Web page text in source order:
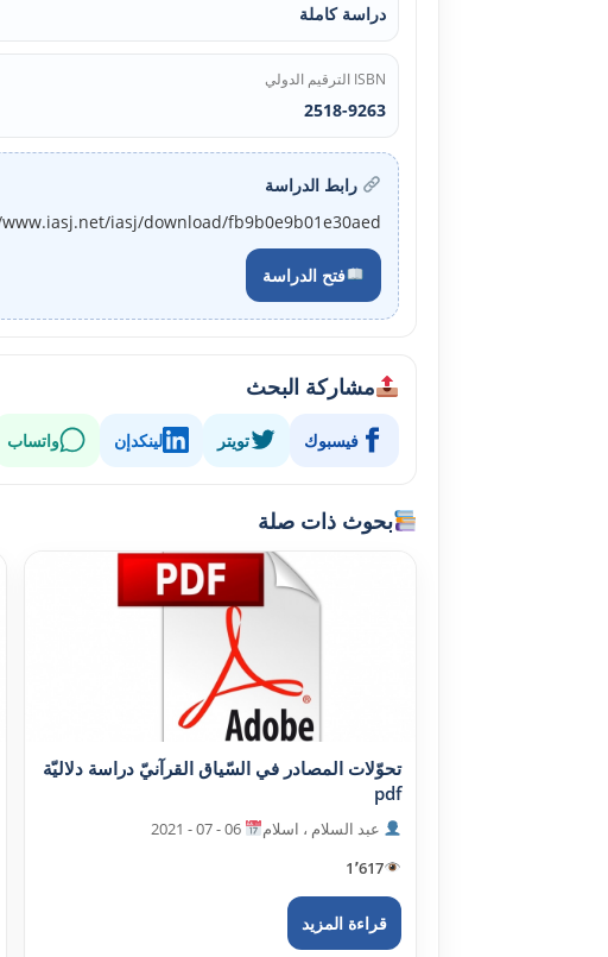
دراسة كاملة
ISBN الترقيم الدولي
2518-9263
رابط الدراسة
iasj/download/fb9b0e9b01e30aed
فتح الدراسة
مشاركة البحث
فيسبوك تويتر لينكدإن واتساب
بحوث ذات صلة
تحوّلات المصادر في السّياق القرآنيّ دراسة دلاليّة
pdf
عبد السلام ، اسلام
1٬617
قراءة المزيد